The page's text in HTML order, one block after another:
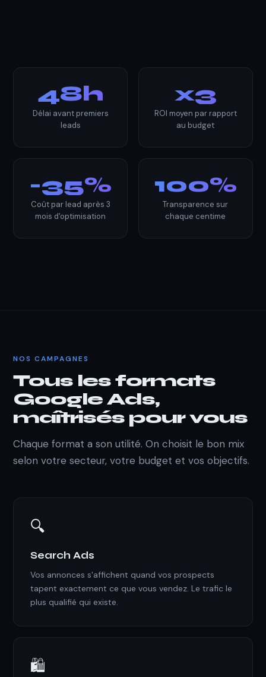
48h
Délai avant premiers
leads
x3
ROI moyen par rapport
au budget
-35%
Coût par lead après 3
mois d'optimisation
100%
Transparence sur
chaque centime
NOS CAMPAGNES
Tous les formats
Google Ads,
maîtrisés pour vous
Chaque format a son utilité. On choisit le bon mix
selon votre secteur, votre budget et vos objectifs.
🔍
Search Ads
Vos annonces s'affichent quand vos prospects
tapent exactement ce que vous vendez. Le trafic le
plus qualifié qui existe.
🛍️